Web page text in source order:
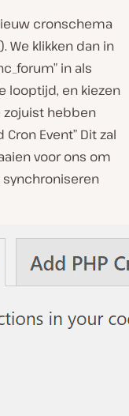
cronschema
We klikken dan in
in als
looptijd, en kiezen
zojuist hebben
Event” Dit zal
voor ons om